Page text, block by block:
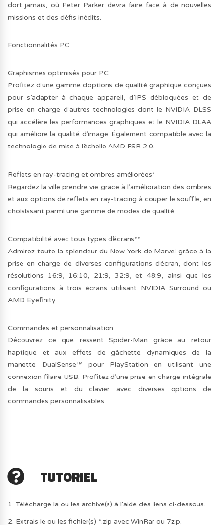
dort jamais, où Peter Parker devra faire face à de nouvelles
missions et des défis inédits.
Fonctionnalités PC
Graphismes optimisés pour PC
Profitez d’une gamme d’options de qualité graphique conçues
pour s’adapter à chaque appareil, d’IPS débloquées et de
prise en charge d’autres technologies dont le NVIDIA DLSS
qui accélère les performances graphiques et le NVIDIA DLAA
qui améliore la qualité d’image. Également compatible avec la
technologie de mise à l’échelle AMD FSR 2.0.
Reflets en ray-tracing et ombres améliorées*
Regardez la ville prendre vie grâce à l’amélioration des ombres
et aux options de reflets en ray-tracing à couper le souffle, en
choisissant parmi une gamme de modes de qualité.
Compatibilité avec tous types d’écrans**
Admirez toute la splendeur du New York de Marvel grâce à la
prise en charge de diverses configurations d’écran, dont les
résolutions 16:9, 16:10, 21:9, 32:9, et 48:9, ainsi que les
configurations à trois écrans utilisant NVIDIA Surround ou
AMD Eyefinity.
Commandes et personnalisation
Découvrez ce que ressent Spider-Man grâce au retour
haptique et aux effets de gâchette dynamiques de la
manette DualSense™ pour PlayStation en utilisant une
connexion filaire USB. Profitez d’une prise en charge intégrale
de la souris et du clavier avec diverses options de
commandes personnalisables.
TUTORIEL
1. Télécharge la ou les archive(s) à l'aide des liens ci-dessous.
2. Extrais le ou les fichier(s) *.zip avec WinRar ou 7zip.